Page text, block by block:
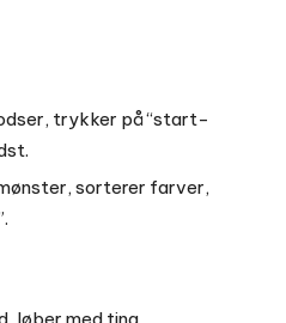
trykker på “start-
sorterer farver,
løber med ting.